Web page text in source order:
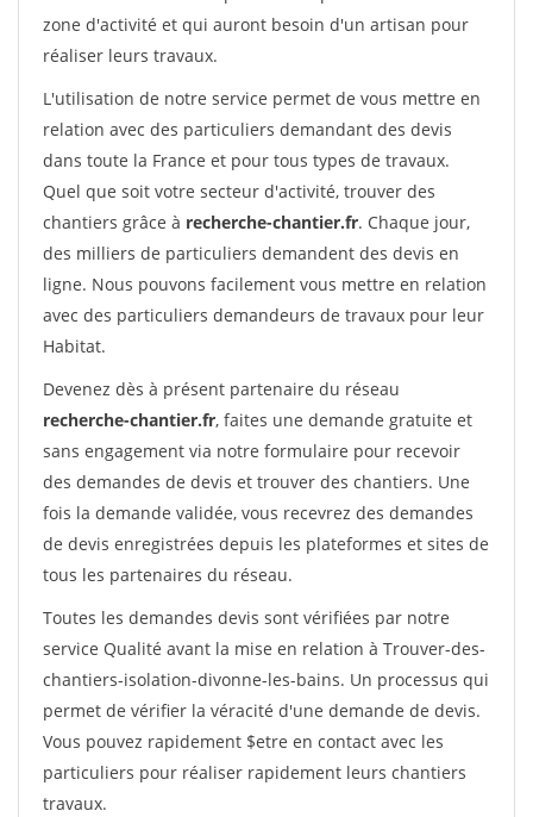
zone d'activité et qui auront besoin d'un artisan pour
réaliser leurs travaux.
L'utilisation de notre service permet de vous mettre en
relation avec des particuliers demandant des devis
dans toute la France et pour tous types de travaux.
Quel que soit votre secteur d'activité, trouver des
chantiers grâce à recherche-chantier.fr. Chaque jour,
des milliers de particuliers demandent des devis en
ligne. Nous pouvons facilement vous mettre en relation
avec des particuliers demandeurs de travaux pour leur
Habitat.
Devenez dès à présent partenaire du réseau
recherche-chantier.fr, faites une demande gratuite et
sans engagement via notre formulaire pour recevoir
des demandes de devis et trouver des chantiers. Une
fois la demande validée, vous recevrez des demandes
de devis enregistrées depuis les plateformes et sites de
tous les partenaires du réseau.
Toutes les demandes devis sont vérifiées par notre
service Qualité avant la mise en relation à Trouver-des-
chantiers-isolation-divonne-les-bains. Un processus qui
permet de vérifier la véracité d'une demande de devis.
Vous pouvez rapidement $etre en contact avec les
particuliers pour réaliser rapidement leurs chantiers
travaux.